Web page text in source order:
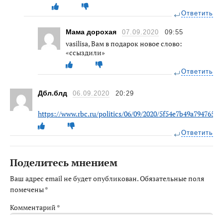
Ответить
Мама дорохая 07.09.2020 09:55
vasilisa, Вам в подарок новое слово:
«ссыздили»
Ответить
Дбл.блд 06.09.2020 20:29
https://www.rbc.ru/politics/06/09/2020/
Ответить
Поделитесь мнением
Ваш адрес email не будет опубликован.Обязательные поля
помечены*
Комментарий *